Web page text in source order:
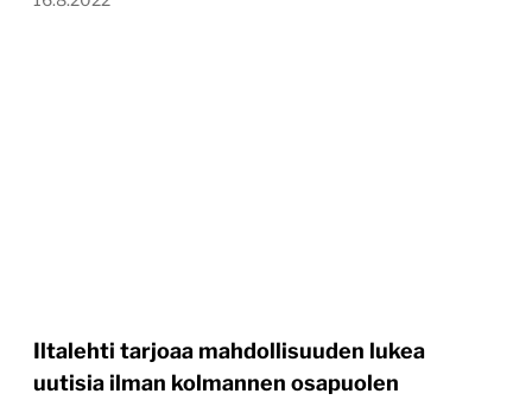
Iltalehti tarjoaa mahdollisuuden lukea
uutisia ilman kolmannen osapuolen